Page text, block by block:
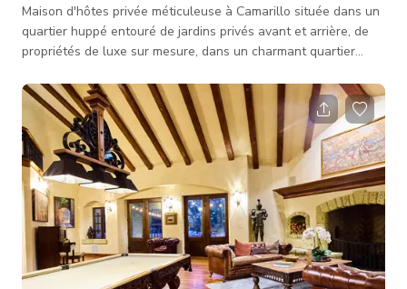
Maison d'hôtes privée méticuleuse à Camarillo située dans un
quartier huppé entouré de jardins privés avant et arrière, de
propriétés de luxe sur mesure, dans un charmant quartier
commodités et est proche du Spanish Hills Country Club, des
terrains de golf, de CSU Channel Islands, des Camarillo
Outlets, de la Camarillo Ranch House et du comté de Ventura,
des plages et parcs de Santa Barbara. WiFi rapide, parking
gratuit,